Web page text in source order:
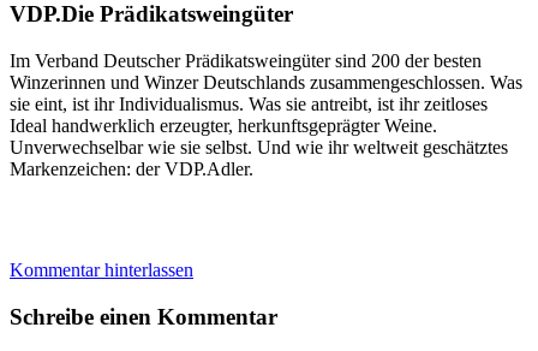
VDP.Die Prädikatsweingüter
Im Verband Deutscher Prädikatsweingüter sind 200 der besten
Winzerinnen und Winzer Deutschlands zusammengeschlossen. Was
sie eint, ist ihr Individualismus. Was sie antreibt, ist ihr zeitloses
Ideal handwerklich erzeugter, herkunftsgeprägter Weine.
Unverwechselbar wie sie selbst. Und wie ihr weltweit geschätztes
Markenzeichen: der VDP.Adler.
Kommentar hinterlassen
Schreibe einen Kommentar